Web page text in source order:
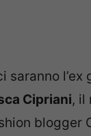
saranno l’ex
Cipriani, il
blogger